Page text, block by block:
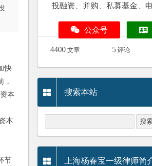
快
，
本
本
节
投融资、并购、私募基金、
公众号
4400 文章 5 评论
搜索本站
上海杨春宝一级律师简